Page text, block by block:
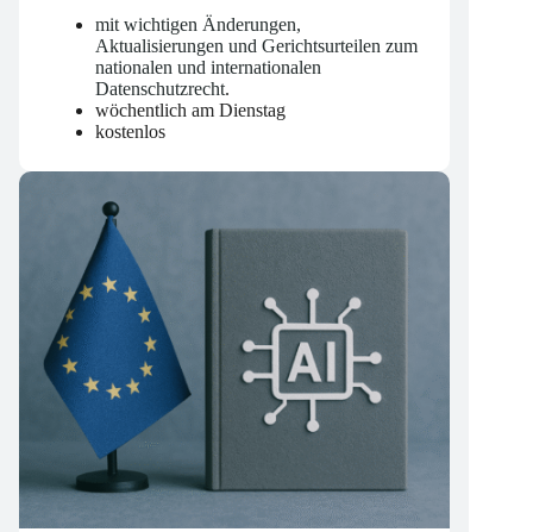
Datenschutz-News
mit wichtigen Änderungen,
Aktualisierungen und Gerichtsurteilen zum
nationalen und internationalen
Datenschutzrecht.
wöchentlich am Dienstag